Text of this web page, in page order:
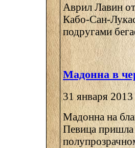
Аврил Лавин
Кабо-Сан-
подругами
Мадонна в
31 января 2013
Мадонна на
Певица пришла